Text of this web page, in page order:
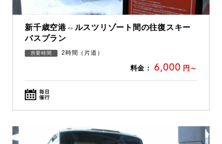
新千歳空港⇔ルスツリゾート間の往復スキー
バスプラン
所要時間 2時間（片道）
料金： 6,000 円～